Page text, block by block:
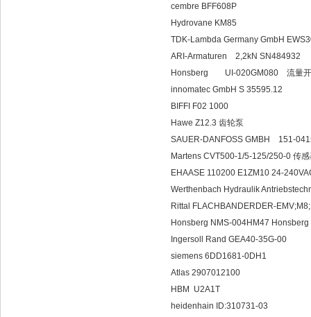
cembre BFF608P
Hydrovane KM85
TDK-Lambda Germany GmbH
ARI-Armaturen 2,2kN SN484932
Honsberg UI-020GM080 流量
innomatec GmbH S 35595.12
BIFFI F02 1000
Hawe Z12.3 齿轮泵
SAUER-DANFOSS
Martens CVT500-1/5-125/250-0 传
EHAASE 110200 E1ZM10 24-
Werthenbach Hydraulik
Rittal FLACHBANDERDER-
Honsberg NMS-004HM47
Ingersoll Rand GEA40-35G-00
siemens 6DD1681-0DH1
Atlas 2907012100
HBM U2A1T
heidenhain ID:310731-03